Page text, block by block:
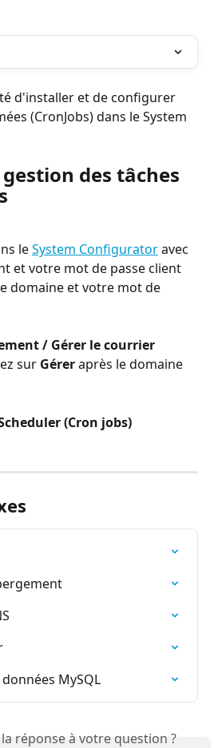
d'installer et de configurer
(CronJobs) dans le System
des tâches
le System Configurator avec
et votre mot de passe client
domaine et votre mot de
/ Gérer le courrier
sur Gérer après le domaine
(Cron jobs)
MySQL
réponse à votre question ?